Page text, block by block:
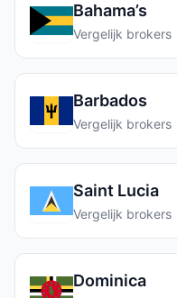
Bahama’s
Vergelijk brokers
Barbados
Vergelijk brokers
Saint Lucia
Vergelijk brokers
Dominica